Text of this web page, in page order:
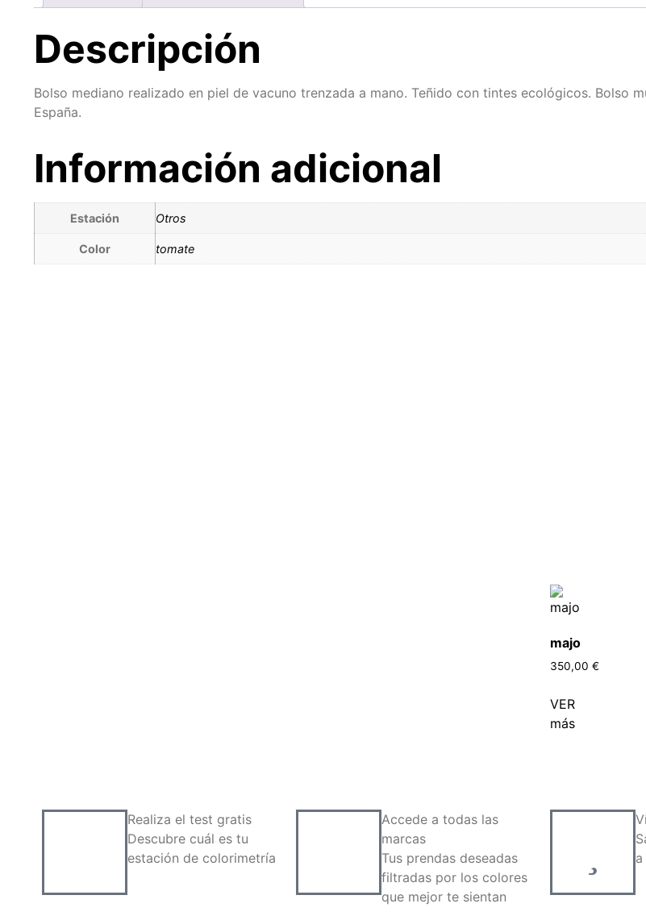
Descripción
Bolso mediano realizado en piel de vacuno trenzada a mano. Teñido con tintes ecológicos. Bolso
España.
Información adicional
Estación Otros
Color tomate
majo
350,00 €
VER
más
Realiza el test gratis
Descubre cuál es tu
estación de colorimetría
Accede a todas las
marcas
Tus prendas deseadas
filtradas por los colores
que mejor te sientan